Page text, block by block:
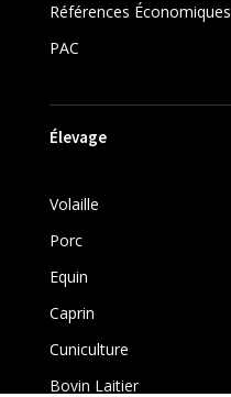
Références Économiques
PAC
Élevage
Volaille
Porc
Equin
Caprin
Cuniculture
Bovin Laitier